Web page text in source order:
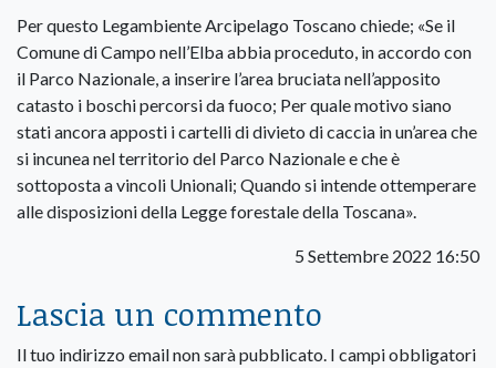
Per questo Legambiente Arcipelago Toscano chiede; «Se il
Comune di Campo nell’Elba abbia proceduto, in accordo con
il Parco Nazionale, a inserire l’area bruciata nell’apposito
catasto i boschi percorsi da fuoco; Per quale motivo siano
stati ancora apposti i cartelli di divieto di caccia in un’area che
si incunea nel territorio del Parco Nazionale e che è
sottoposta a vincoli Unionali; Quando si intende ottemperare
alle disposizioni della Legge forestale della Toscana».
5 Settembre 2022 16:50
Lascia un commento
Il tuo indirizzo email non sarà pubblicato. I campi obbligatori